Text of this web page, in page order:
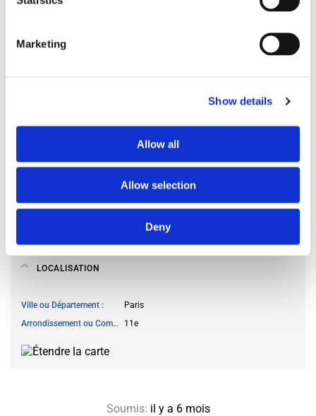
Marketing
Show details
Allow all
Allow selection
Deny
Accès à la cuisine
autorisé à n’importe quand
autorisé à n’importe quand
Accès au salon
autorisé à n’importe quand
autorisé à n’importe quand
LOCALISATION
Ville ou Département
Paris
Arrondissement ou Commune
11e
Soumis: il y a 6 mois